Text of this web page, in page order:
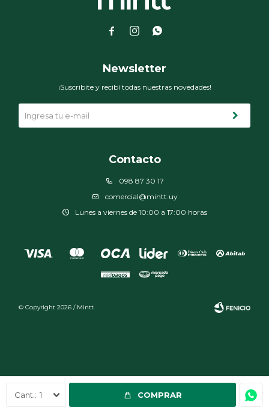
1 COMPRAR
  
Contacto
098 87 30 17
comercial@mintt.uy
Lunes a viernes de 10:00 a 17:00 horas
Newsletter
¡Suscribite y recibí todas nuestras novedades!
© Copyright 2026 / Mintt